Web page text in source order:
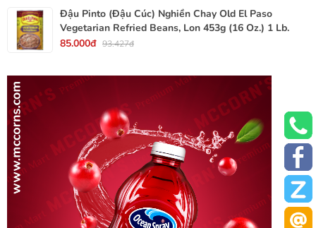
Đậu Pinto (Đậu Cúc) Nghiền Chay Old El Paso
Vegetarian Refried Beans, Lon 453g (16 Oz.) 1 Lb.
85.000đ 93.427đ